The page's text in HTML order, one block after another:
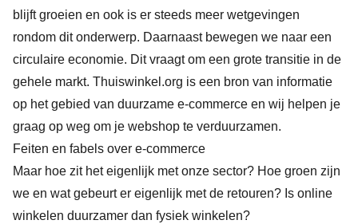
blijft groeien en ook is er steeds meer wetgevingen
rondom dit onderwerp. Daarnaast bewegen we naar een
circulaire economie. Dit vraagt om een grote transitie in de
gehele markt. Thuiswinkel.org is een bron van informatie
op het gebied van duurzame e-commerce en wij helpen je
graag op weg om je webshop te verduurzamen.
Feiten en fabels over e-commerce
Maar hoe zit het eigenlijk met onze sector? Hoe groen zijn
we en wat gebeurt er eigenlijk met de retouren? Is online
winkelen duurzamer dan fysiek winkelen?